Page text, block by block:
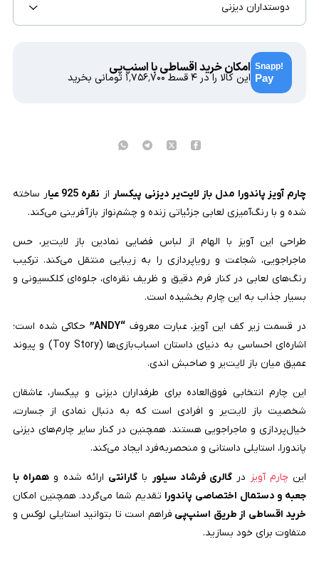
دوستداران دیزنی
امکان خرید اقساطی با اسنپ‌پی
این کالا را در ۴ قسط ۱٬۷۵۶٬۷۰۰تومانی بخرید
چارم آویز پاندورا مدل باز لایت‌یر دیزنی پیکسار از نقره 925 عیا
ر ساخته
شده و با رنگ‌آمیزی لعابی جزئیاتی زنده و چشم‌نواز بازآفرینی می‌کند.
طراحی این آویز با الهام از لباس فضایی نمادین باز لایت‌یر، حس
ماجراجویی، شجاعت و رویاپردازی را به زیبایی منتقل می‌کند. ترکیب
رنگ‌های لعابی در کنار فرم دقیق و ظریف نقره‌ای، جلوه‌ای کلکسیونی و
بسیار جذاب به این چارم بخشیده است.
در قسمت زیر کف این آویز، عبارت معروف “ANDY”
حکاکی شده است؛
اشاره‌ای احساسی به دنیای داستان اسباب‌بازی‌ها (Toy Story) و پیوند
عمیق میان باز لایت‌یر و صاحبش اندی.
این چارم انتخابی فوق‌العاده برای طرفداران دیزنی و پیکسار، عاشقان
شخصیت باز لایت‌یر و افرادی است که به دنبال نمادی از جسارت،
خیال‌پردازی و ماجراجویی هستند. همچنین در کنار سایر چارم‌های دیزنی
پاندورا، استایلی داستانی و منحصربه‌فرد ایجاد می‌کند.
اینچارم آویز در گالری فرشاد سیلور با گارانتی ارائه شده و همراه با
جعبه و دستمال اختصاصی پاندورا تقدیم شما می‌گردد. همچنین امکان
خرید اقساطی از طریق اسنپ‌پی فراهم است تا بتوانید استایلی لوکس و
متفاوت برای خود بسازید.